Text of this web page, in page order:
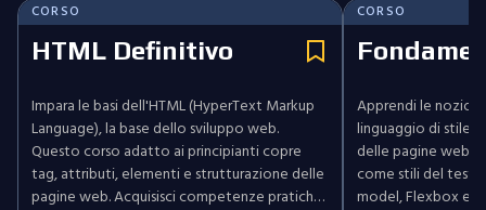
CORSO
HTML Definitivo
Impara le basi dell'HTML (HyperText Markup
Language), la base dello sviluppo web.
Questo corso adatto ai principianti copre
tag, attributi, elementi e strutturazione delle
pagine web. Acquisisci competenze pratiche
CORSO
Apprendi le
linguaggio di stile
delle pagine web.
come stili del
model, Flexbox